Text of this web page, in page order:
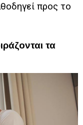
προς το
τα